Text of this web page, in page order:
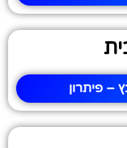
– פיתרון